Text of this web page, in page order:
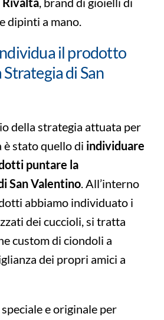
dipinti a mano.
il prodotto
di San
della strategia attuata per
stato quello di individuare
puntare la
San Valentino. All’interno
abbiamo individuato i
dei cuccioli, si tratta
custom di ciondoli a
dei propri amici a
e originale per